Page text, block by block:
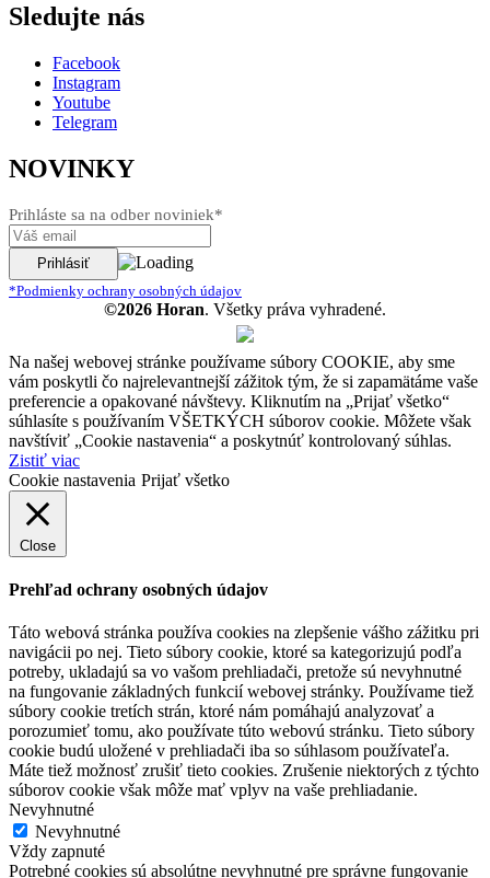
Sledujte nás
Facebook
Instagram
Youtube
Telegram
NOVINKY
Prihláste sa na odber noviniek*
*Podmienky ochrany osobných údajov
©2026 Horan. Všetky práva vyhradené.
Na našej webovej stránke používame súbory COOKIE, aby sme
vám poskytli čo najrelevantnejší zážitok tým, že si zapamätáme vaše
preferencie a opakované návštevy. Kliknutím na „Prijať všetko“
súhlasíte s používaním VŠETKÝCH súborov cookie. Môžete však
navštíviť „Cookie nastavenia“ a poskytnúť kontrolovaný súhlas.
Zistiť viac
Cookie nastavenia Prijať všetko
Close
Prehľad ochrany osobných údajov
Táto webová stránka používa cookies na zlepšenie vášho zážitku pri
navigácii po nej. Tieto súbory cookie, ktoré sa kategorizujú podľa
potreby, ukladajú sa vo vašom prehliadači, pretože sú nevyhnutné
na fungovanie základných funkcií webovej stránky. Používame tiež
súbory cookie tretích strán, ktoré nám pomáhajú analyzovať a
porozumieť tomu, ako používate túto webovú stránku. Tieto súbory
cookie budú uložené v prehliadači iba so súhlasom používateľa.
Máte tiež možnosť zrušiť tieto cookies. Zrušenie niektorých z týchto
súborov cookie však môže mať vplyv na vaše prehliadanie.
Nevyhnutné
Nevyhnutné
Vždy zapnuté
Potrebné cookies sú absolútne nevyhnutné pre správne fungovanie